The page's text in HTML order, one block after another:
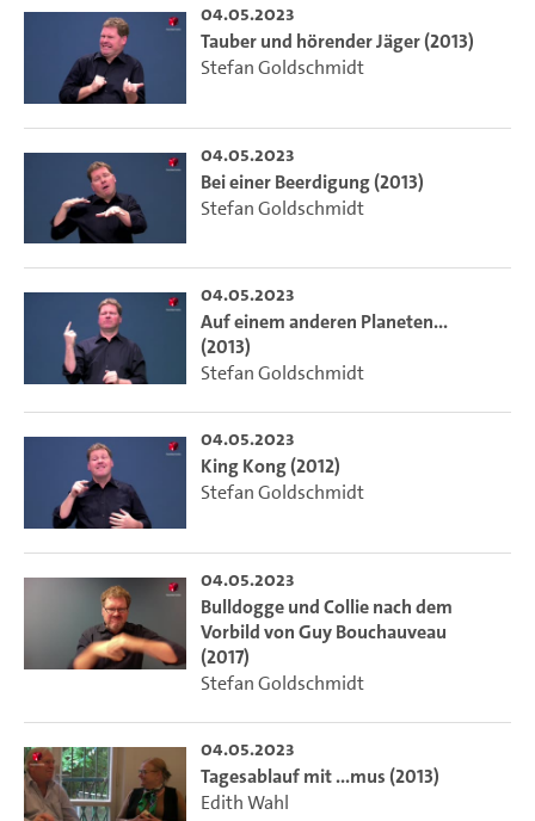
04.05.2023
Tauber und hörender Jäger (2013)
Stefan Goldschmidt
04.05.2023
Bei einer Beerdigung (2013)
Stefan Goldschmidt
04.05.2023
Auf einem anderen Planeten...
(2013)
Stefan Goldschmidt
04.05.2023
King Kong (2012)
Stefan Goldschmidt
04.05.2023
Bulldogge und Collie nach dem
Vorbild von Guy Bouchauveau
(2017)
Stefan Goldschmidt
04.05.2023
Tagesablauf mit ...mus (2013)
Edith Wahl